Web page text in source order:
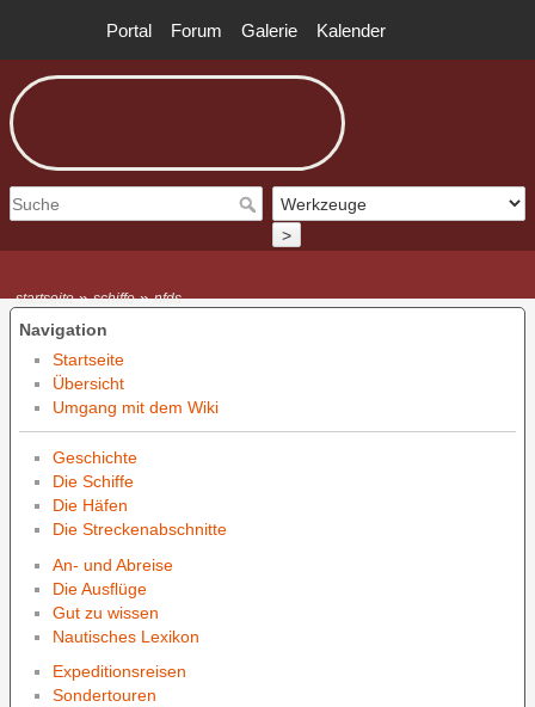
>
startseite»schiffe»nfds
Navigation
Startseite
Übersicht
Umgang mit dem Wiki
Geschichte
Die Schiffe
Die Häfen
Die Streckenabschnitte
An- und Abreise
Die Ausflüge
Gut zu wissen
Nautisches Lexikon
Expeditionsreisen
Sondertouren
Portal Forum Galerie Kalender